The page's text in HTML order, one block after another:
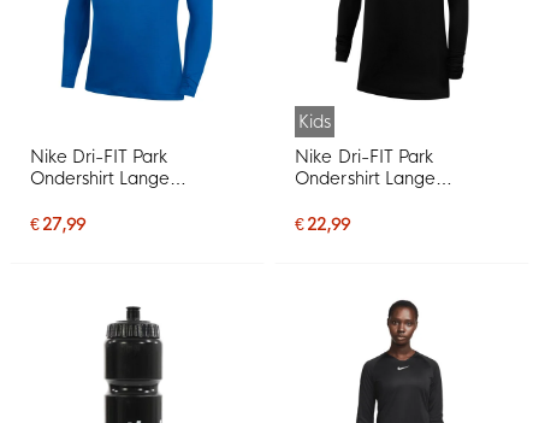
Nike Dri-FIT Park
Ondershirt Lange
€ 27,99
Kids
Nike Dri-FIT Park
Ondershirt Lange
€ 22,99